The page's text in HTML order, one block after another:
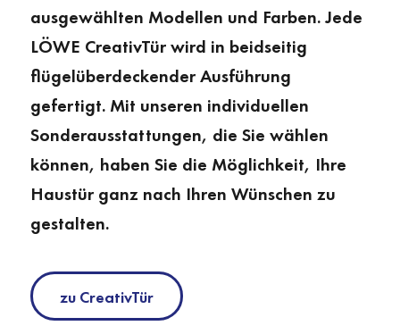
ausgewählten Modellen und Farben. Jede
LÖWE CreativTür wird in beidseitig
flügelüberdeckender Ausführung
gefertigt. Mit unseren individuellen
Sonderausstattungen, die Sie wählen
können, haben Sie die Möglichkeit, Ihre
Haustür ganz nach Ihren Wünschen zu
gestalten.
zu CreativTür